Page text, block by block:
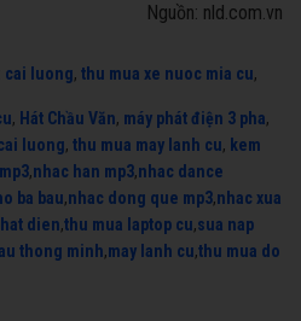
Nguồn: nld.com.vn
cai luong, thu mua xe nuoc mia cu,
, Hát Chầu Văn, máy phát điện 3 pha,
luong, thu mua may lanh cu, kem
,nhac han mp3,nhac dance
ba bau,nhac dong que mp3,nhac xua
dien,thu mua laptop cu,sua nap
thong minh,may lanh cu,thu mua do